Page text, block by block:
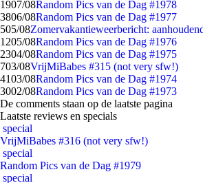
1907/08Random Pics van de Dag #1978
3806/08Random Pics van de Dag #1977
505/08Zomervakantieweerbericht:
1205/08Random Pics van de Dag #1976
2304/08Random Pics van de Dag #1975
703/08VrijMiBabes #315 (not very sfw!)
4103/08Random Pics van de Dag #1974
3002/08Random Pics van de Dag #1973
De comments staan op de laatste pagina
Laatste reviews en specials
special
VrijMiBabes #316 (not very sfw!)
special
Random Pics van de Dag #1979
special